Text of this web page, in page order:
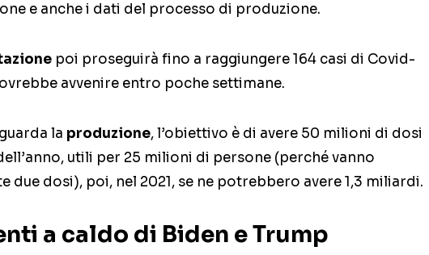
e anche i dati del processo di produzione.
poi proseguirà fino a raggiungere 164 casi di Covid-
avvenire entro poche settimane.
la produzione, l’obiettivo è di avere 50 milioni di dosi
utili per 25 milioni di persone (perché vanno
due dosi), poi, nel 2021, se ne potrebbero avere 1,3 miliardi.
a caldo di Biden e Trump